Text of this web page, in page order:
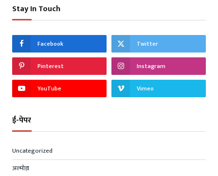
Stay In Touch
Facebook Twitter
Pinterest Instagram
YouTube Vimeo
ई-पेपर
Uncategorized
अल्मोड़ा